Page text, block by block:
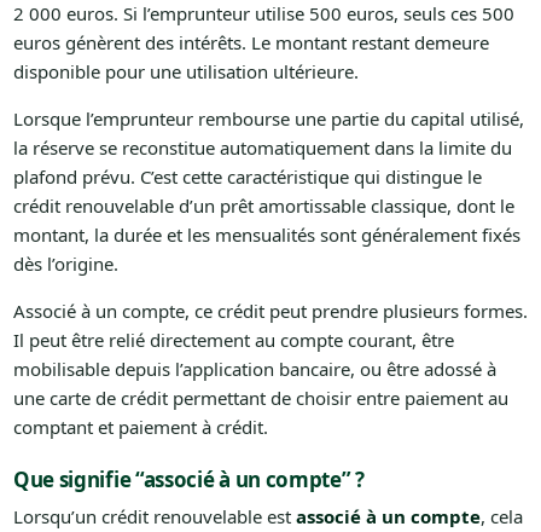
2 000 euros. Si l’emprunteur utilise 500 euros, seuls ces 500
euros génèrent des intérêts. Le montant restant demeure
disponible pour une utilisation ultérieure.
Lorsque l’emprunteur rembourse une partie du capital utilisé,
la réserve se reconstitue automatiquement dans la limite du
plafond prévu. C’est cette caractéristique qui distingue le
crédit renouvelable d’un prêt amortissable classique, dont le
montant, la durée et les mensualités sont généralement fixés
dès l’origine.
Associé à un compte, ce crédit peut prendre plusieurs formes.
Il peut être relié directement au compte courant, être
mobilisable depuis l’application bancaire, ou être adossé à
une carte de crédit permettant de choisir entre paiement au
comptant et paiement à crédit.
Que signifie “associé à un compte” ?
Lorsqu’un crédit renouvelable est associé à un compte, cela